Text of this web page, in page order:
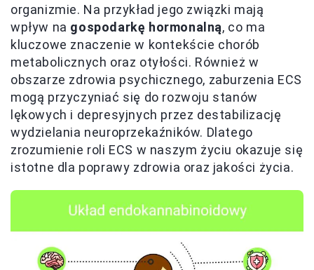
organizmie. Na przykład jego związki mają
wpływ na gospodarkę hormonalną, co ma
kluczowe znaczenie w kontekście chorób
metabolicznych oraz otyłości. Również w
obszarze zdrowia psychicznego, zaburzenia ECS
mogą przyczyniać się do rozwoju stanów
lękowych i depresyjnych przez destabilizację
wydzielania neuroprzekaźników. Dlatego
zrozumienie roli ECS w naszym życiu okazuje się
istotne dla poprawy zdrowia oraz jakości życia.